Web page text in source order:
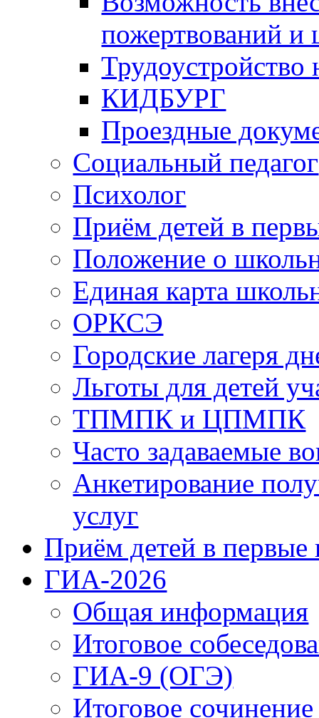
пожертвований и
КИДБУРГ
Проездные
Социальный педагог
Психолог
Приём детей в
Положение о
Единая карта
ОРКСЭ
Городские лагеря
Льготы для детей
ТПМПК и ЦПМПК
Часто задаваемые
Анкетирование
услуг
Приём детей в первые
ГИА-2026
Общая информация
Итоговое
ГИА-9 (ОГЭ)
Итоговое